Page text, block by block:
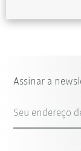
Assinar a
Seu endereço